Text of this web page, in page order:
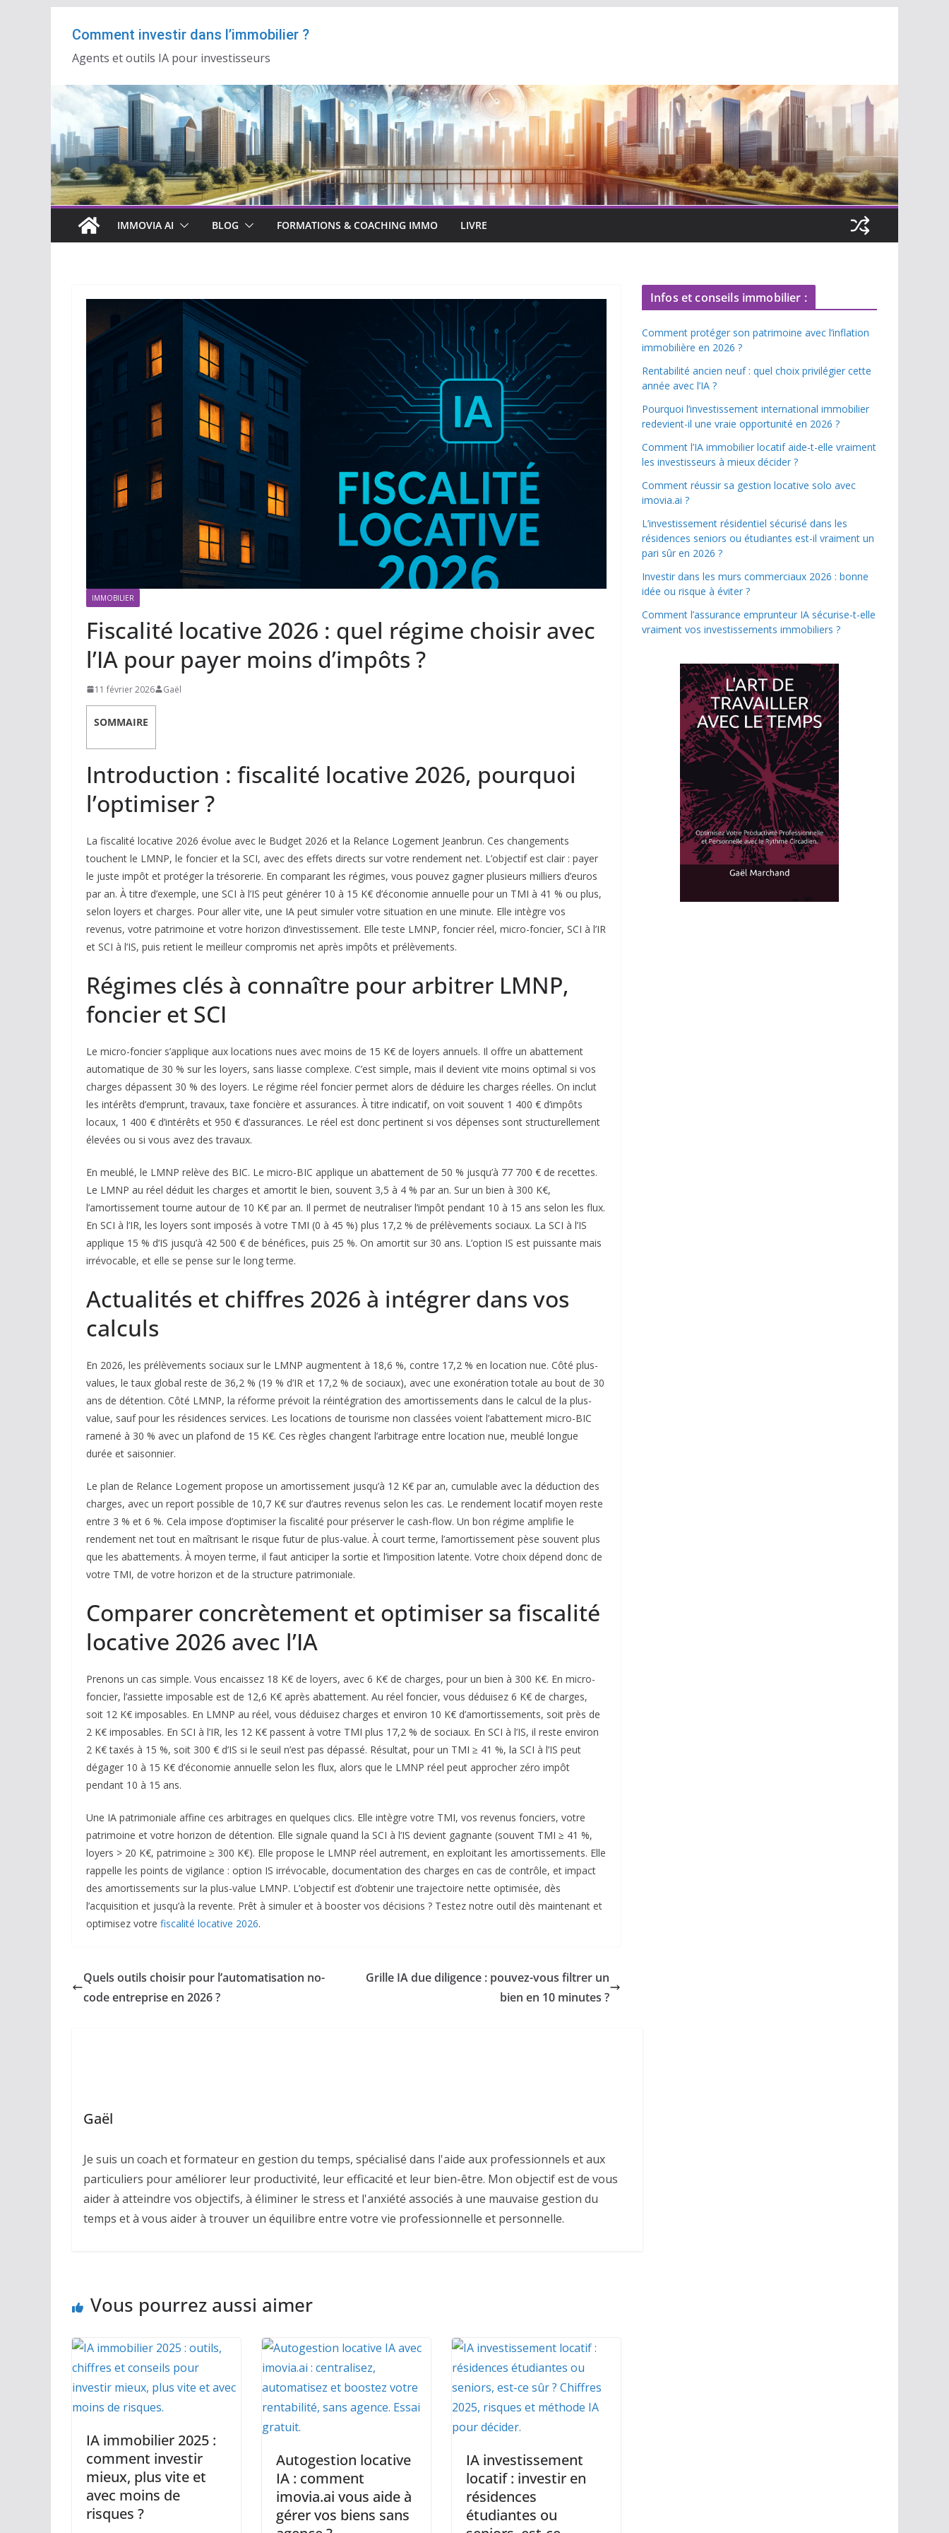
contenu
Comment investir dans l’immobilier ?
Agents et outils IA pour investisseurs
IMMOVIA AI BLOG FORMATIONS & COACHING IMMO LIVRE
IMMOBILIER
Fiscalité locative 2026 : quel régime choisir avec
l’IA pour payer moins d’impôts ?
11 février 2026 Gaël
SOMMAIRE
Introduction : fiscalité locative 2026, pourquoi
l’optimiser ?
La fiscalité locative 2026 évolue avec le Budget 2026 et la Relance Logement Jeanbrun. Ces changements
touchent le LMNP, le foncier et la SCI, avec des effets directs sur votre rendement net. L’objectif est clair : payer
le juste impôt et protéger la trésorerie. En comparant les régimes, vous pouvez gagner plusieurs milliers d’euros
par an. À titre d’exemple, une SCI à l’IS peut générer 10 à 15 K€ d’économie annuelle pour un TMI à 41 % ou plus,
selon loyers et charges. Pour aller vite, une IA peut simuler votre situation en une minute. Elle intègre vos
revenus, votre patrimoine et votre horizon d’investissement. Elle teste LMNP, foncier réel, micro-foncier, SCI à l’IR
et SCI à l’IS, puis retient le meilleur compromis net après impôts et prélèvements.
Régimes clés à connaître pour arbitrer LMNP,
foncier et SCI
Le micro-foncier s’applique aux locations nues avec moins de 15 K€ de loyers annuels. Il offre un abattement
automatique de 30 % sur les loyers, sans liasse complexe. C’est simple, mais il devient vite moins optimal si vos
charges dépassent 30 % des loyers. Le régime réel foncier permet alors de déduire les charges réelles. On inclut
les intérêts d’emprunt, travaux, taxe foncière et assurances. À titre indicatif, on voit souvent 1 400 € d’impôts
locaux, 1 400 € d’intérêts et 950 € d’assurances. Le réel est donc pertinent si vos dépenses sont structurellement
élevées ou si vous avez des travaux.
En meublé, le LMNP relève des BIC. Le micro-BIC applique un abattement de 50 % jusqu’à 77 700 € de recettes.
Le LMNP au réel déduit les charges et amortit le bien, souvent 3,5 à 4 % par an. Sur un bien à 300 K€,
l’amortissement tourne autour de 10 K€ par an. Il permet de neutraliser l’impôt pendant 10 à 15 ans selon les flux.
En SCI à l’IR, les loyers sont imposés à votre TMI (0 à 45 %) plus 17,2 % de prélèvements sociaux. La SCI à l’IS
applique 15 % d’IS jusqu’à 42 500 € de bénéfices, puis 25 %. On amortit sur 30 ans. L’option IS est puissante mais
irrévocable, et elle se pense sur le long terme.
Actualités et chiffres 2026 à intégrer dans vos
calculs
En 2026, les prélèvements sociaux sur le LMNP augmentent à 18,6 %, contre 17,2 % en location nue. Côté plus-
values, le taux global reste de 36,2 % (19 % d’IR et 17,2 % de sociaux), avec une exonération totale au bout de 30
ans de détention. Côté LMNP, la réforme prévoit la réintégration des amortissements dans le calcul de la plus-
value, sauf pour les résidences services. Les locations de tourisme non classées voient l’abattement micro-BIC
ramené à 30 % avec un plafond de 15 K€. Ces règles changent l’arbitrage entre location nue, meublé longue
durée et saisonnier.
Le plan de Relance Logement propose un amortissement jusqu’à 12 K€ par an, cumulable avec la déduction des
charges, avec un report possible de 10,7 K€ sur d’autres revenus selon les cas. Le rendement locatif moyen reste
entre 3 % et 6 %. Cela impose d’optimiser la fiscalité pour préserver le cash-flow. Un bon régime amplifie le
rendement net tout en maîtrisant le risque futur de plus-value. À court terme, l’amortissement pèse souvent plus
que les abattements. À moyen terme, il faut anticiper la sortie et l’imposition latente. Votre choix dépend donc de
votre TMI, de votre horizon et de la structure patrimoniale.
Comparer concrètement et optimiser sa fiscalité
locative 2026 avec l’IA
Prenons un cas simple. Vous encaissez 18 K€ de loyers, avec 6 K€ de charges, pour un bien à 300 K€. En micro-
foncier, l’assiette imposable est de 12,6 K€ après abattement. Au réel foncier, vous déduisez 6 K€ de charges,
soit 12 K€ imposables. En LMNP au réel, vous déduisez charges et environ 10 K€ d’amortissements, soit près de
2 K€ imposables. En SCI à l’IR, les 12 K€ passent à votre TMI plus 17,2 % de sociaux. En SCI à l’IS, il reste environ
2 K€ taxés à 15 %, soit 300 € d’IS si le seuil n’est pas dépassé. Résultat, pour un TMI ≥ 41 %, la SCI à l’IS peut
dégager 10 à 15 K€ d’économie annuelle selon les flux, alors que le LMNP réel peut approcher zéro impôt
pendant 10 à 15 ans.
Une IA patrimoniale affine ces arbitrages en quelques clics. Elle intègre votre TMI, vos revenus fonciers, votre
patrimoine et votre horizon de détention. Elle signale quand la SCI à l’IS devient gagnante (souvent TMI ≥ 41 %,
loyers > 20 K€, patrimoine ≥ 300 K€). Elle propose le LMNP réel autrement, en exploitant les amortissements. Elle
rappelle les points de vigilance : option IS irrévocable, documentation des charges en cas de contrôle, et impact
des amortissements sur la plus-value LMNP. L’objectif est d’obtenir une trajectoire nette optimisée, dès
l’acquisition et jusqu’à la revente. Prêt à simuler et à booster vos décisions ? Testez notre outil dès maintenant et
optimisez votre fiscalité locative 2026.
Quels outils choisir pour l’automatisation no-
code entreprise en 2026 ?
Grille IA due diligence : pouvez-vous filtrer un
bien en 10 minutes ?
Gaël
Je suis un coach et formateur en gestion du temps, spécialisé dans l'aide aux professionnels et aux
particuliers pour améliorer leur productivité, leur efficacité et leur bien-être. Mon objectif est de vous
aider à atteindre vos objectifs, à éliminer le stress et l'anxiété associés à une mauvaise gestion du
temps et à vous aider à trouver un équilibre entre votre vie professionnelle et personnelle.
Vous pourrez aussi aimer
IA immobilier 2025 :
comment investir
mieux, plus vite et
avec moins de
risques ?
Autogestion locative
IA : comment
imovia.ai vous aide à
gérer vos biens sans
IA investissement
locatif : investir en
résidences
étudiantes ou
Infos et conseils immobilier :
Comment protéger son patrimoine avec l’inflation
immobilière en 2026 ?
Rentabilité ancien neuf : quel choix privilégier cette
année avec l’IA ?
Pourquoi l’investissement international immobilier
redevient-il une vraie opportunité en 2026 ?
Comment l’IA immobilier locatif aide-t-elle vraiment
les investisseurs à mieux décider ?
Comment réussir sa gestion locative solo avec
imovia.ai ?
L’investissement résidentiel sécurisé dans les
résidences seniors ou étudiantes est-il vraiment un
pari sûr en 2026 ?
Investir dans les murs commerciaux 2026 : bonne
idée ou risque à éviter ?
Comment l’assurance emprunteur IA sécurise-t-elle
vraiment vos investissements immobiliers ?